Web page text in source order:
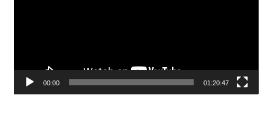
d
00:00 01:20:47